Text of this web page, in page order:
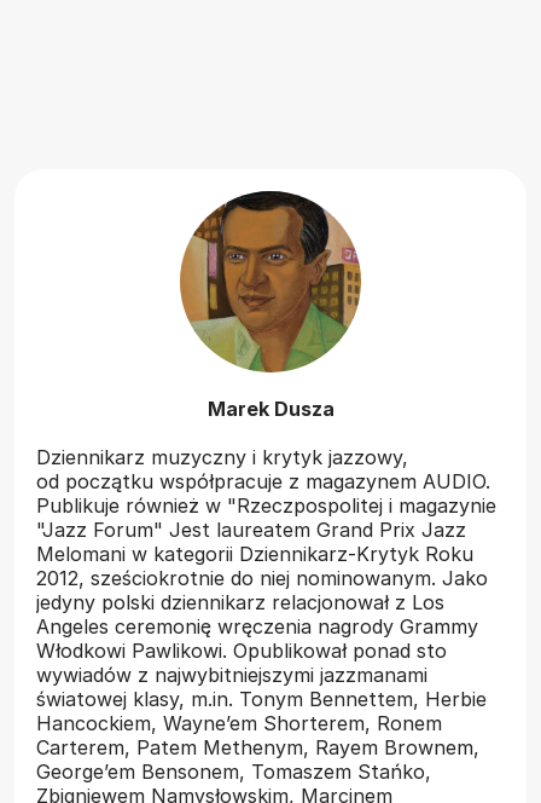
Marek Dusza
Dziennikarz muzyczny i krytyk jazzowy,
od początku współpracuje z magazynem AUDIO.
Publikuje również w "Rzeczpospolitej i magazynie
"Jazz Forum" Jest laureatem Grand Prix Jazz
Melomani w kategorii Dziennikarz-Krytyk Roku
2012, sześciokrotnie do niej nominowanym. Jako
jedyny polski dziennikarz relacjonował z Los
Angeles ceremonię wręczenia nagrody Grammy
Włodkowi Pawlikowi. Opublikował ponad sto
wywiadów z najwybitniejszymi jazzmanami
światowej klasy, m.in. Tonym Bennettem, Herbie
Hancockiem, Wayne’em Shorterem, Ronem
Carterem, Patem Methenym, Rayem Brownem,
George’em Bensonem, Tomaszem Stańko,
Zbigniewem Namysłowskim, Marcinem